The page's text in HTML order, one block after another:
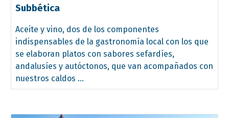
Subbética
Aceite y vino, dos de los componentes
indispensables de la gastronomía local con los que
se elaboran platos con sabores sefardíes,
andalusíes y autóctonos, que van acompañados con
nuestros caldos ...